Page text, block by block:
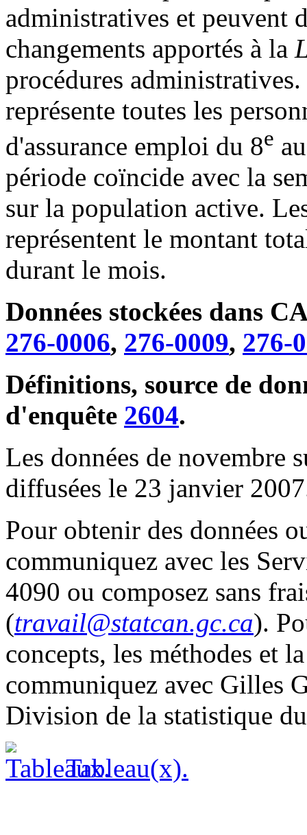
administratives et peuvent
changements apportés à la
procédures
représente toutes les
d'assurance emploi du 8e
période coïncide avec la
sur la population active.
représentent le montant
durant le mois.
Données stockées dans
276-0006, 276-0009, 276-
Définitions, source de
d'enquête 2604.
Les données de novembre
diffusées le 23 janvier
Pour obtenir des données
communiquez avec les
4090 ou composez sans
(travail@statcan.gc.ca).
concepts, les méthodes et
communiquez avec Gilles
Division de la statistique
Tableau(x).